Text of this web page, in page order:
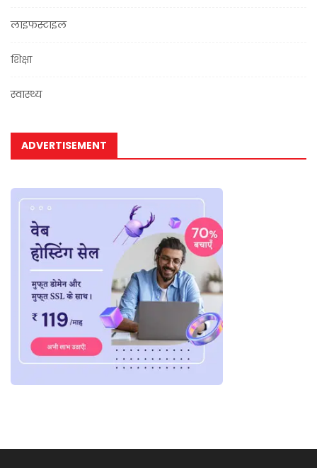
लाइफस्टाइल
शिक्षा
स्वास्थ्य
ADVERTISEMENT